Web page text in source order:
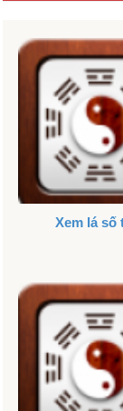
Xem lá số